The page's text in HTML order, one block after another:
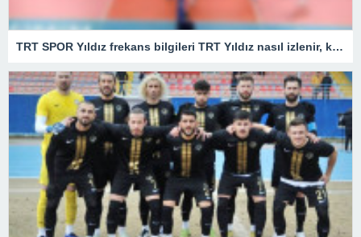
TRT SPOR Yıldız frekans bilgileri TRT Yıldız nasıl izlenir, kaçıncı kanalda?